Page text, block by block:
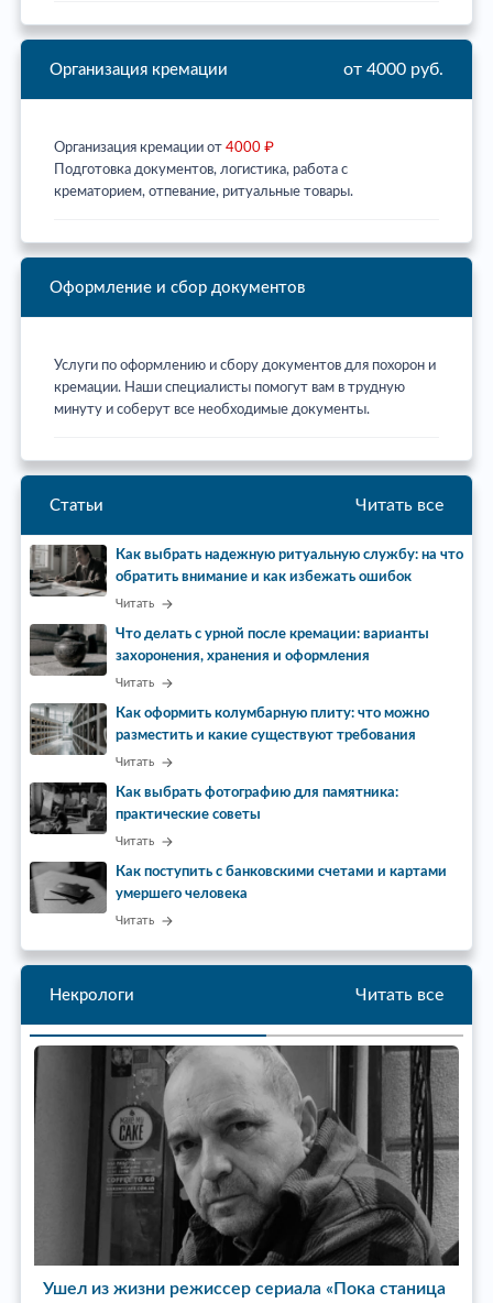
Организация кремации от 4000 руб.
Организация кремации от 4000 ₽
Подготовка документов, логистика, работа с
крематорием, отпевание, ритуальные товары.
Оформление и сбор документов
Услуги по оформлению и сбору документов для похорон и
кремации. Наши специалисты помогут вам в трудную
минуту и соберут все необходимые документы.
Статьи Читать все
Как выбрать надежную ритуальную службу: на что
обратить внимание и как избежать ошибок
Читать
Что делать с урной после кремации: варианты
захоронения, хранения и оформления
Читать
Как оформить колумбарную плиту: что можно
разместить и какие существуют требования
Читать
Как выбрать фотографию для памятника:
практические советы
Читать
Как поступить с банковскими счетами и картами
умершего человека
Читать
Некрологи Читать все
Ушел из жизни режиссер сериала «Пока станица